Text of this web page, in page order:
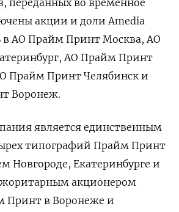
переданных во временное
акции и доли Amedia
в АО Прайм Принт Москва, АО
АО Прайм Принт
Прайм Принт Челябинск и
Воронеж.
является единственным
типографий Прайм Принт
Новгороде, Екатеринбурге и
акционером
Принт в Воронеже и